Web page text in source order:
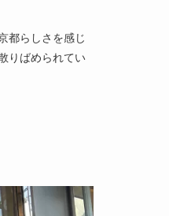
都らしさを感じ
りばめられてい